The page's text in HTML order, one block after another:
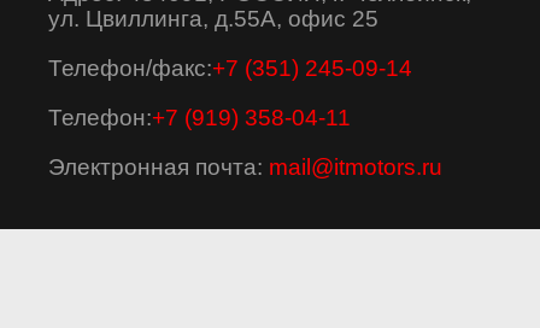
ул. Цвиллинга, д.55А, офис 25
Телефон/факс:+7 (351) 245-09-14
Телефон:+7 (919) 358-04-11
Электронная почта: mail@itmotors.ru